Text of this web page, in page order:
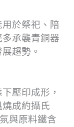
於祭祀、陪
承襲青銅器
趨勢。
壓印成形，
成約攝氏
與原料鐵含